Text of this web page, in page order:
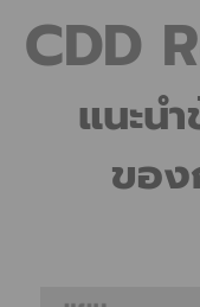
CDD
แนะน
ขอ